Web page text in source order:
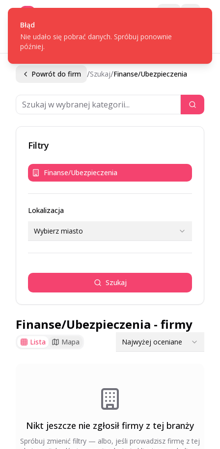
Powrót do firm /Szukaj/Finanse/Ubezpieczenia
Filtry
Finanse/Ubezpieczenia
Lokalizacja
Wybierz miasto
Szukaj
Finanse/Ubezpieczenia - firmy
Lista Mapa Najwyżej oceniane
Nikt jeszcze nie zgłosił firmy z tej branży
Spróbuj zmienić filtry — albo, jeśli prowadzisz firmę z tej
Błąd
Nie udało się pobrać danych. Spróbuj ponownie
później.